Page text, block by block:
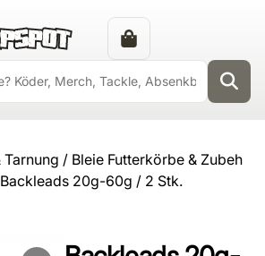
Tarnung / Bleie Futterkörbe & Zubeh
20g-60g / 2 Stk.